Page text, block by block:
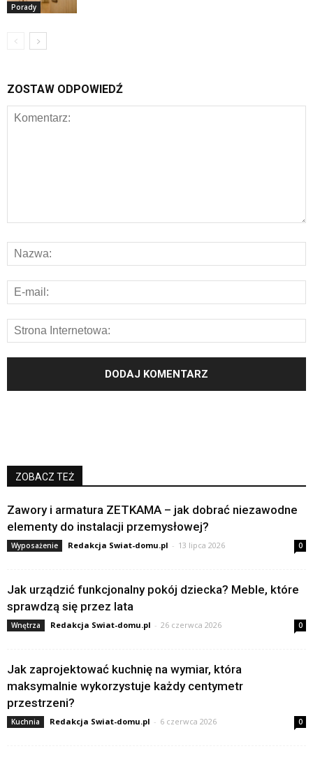
Porady
ZOSTAW ODPOWIEDŹ
ZOBACZ TEŻ
Zawory i armatura ZETKAMA – jak dobrać niezawodne
elementy do instalacji przemysłowej?
Wyposażenie Redakcja Swiat-domu.pl - 13 lipca 2026 0
Jak urządzić funkcjonalny pokój dziecka? Meble, które
sprawdzą się przez lata
Wnętrza Redakcja Swiat-domu.pl - 26 czerwca 2026 0
Jak zaprojektować kuchnię na wymiar, która
maksymalnie wykorzystuje każdy centymetr
przestrzeni?
Kuchnia Redakcja Swiat-domu.pl - 6 czerwca 2026 0